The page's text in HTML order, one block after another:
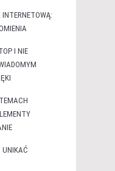
I NIE
UNIKAĆ